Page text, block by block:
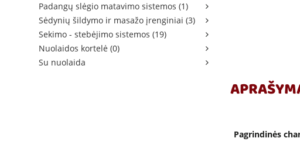
Padangų slėgio matavimo sistemos (1)
Sėdynių šildymo ir masažo įrenginiai (3)
Sekimo - stebėjimo sistemos (19)
Nuolaidos kortelė (0)
Su nuolaida
Pagrindinės